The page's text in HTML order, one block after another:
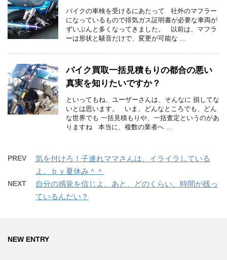
バイクの車検を受けるにあたって 社外のマフラー
になっているもので排気ガス証明書が必要な車両が
ずいぶんと多くなってきました。 以前は、マフラ
ーは形状と騒音だけで、変更が可能な ...
バイク買取一括見積もりの都合の悪い
真実を知りたいですか？
といってもね、ユーザーさんは、そんなに 損してな
いとは思います。 いま、どんなところでも、どん
な世界でも 一括見積もりや、一括査定というのがあ
りますね 本当に、複数の業者へ ...
PREV
気を付けろ！子連れママさんは、イライラしている
よ。ｂｙ夏休み＾＾
NEXT
自分の感覚を信じよ。あと、どのくらい、時間が残っ
ているんだい？
NEW ENTRY